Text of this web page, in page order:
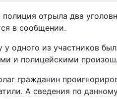
отрыла два
в сообщении.
у одного из участников
и полицейскими
гражданин
А сведения по